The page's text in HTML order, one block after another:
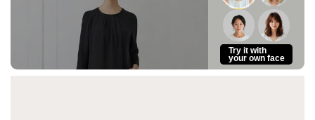
Try it with
your own face